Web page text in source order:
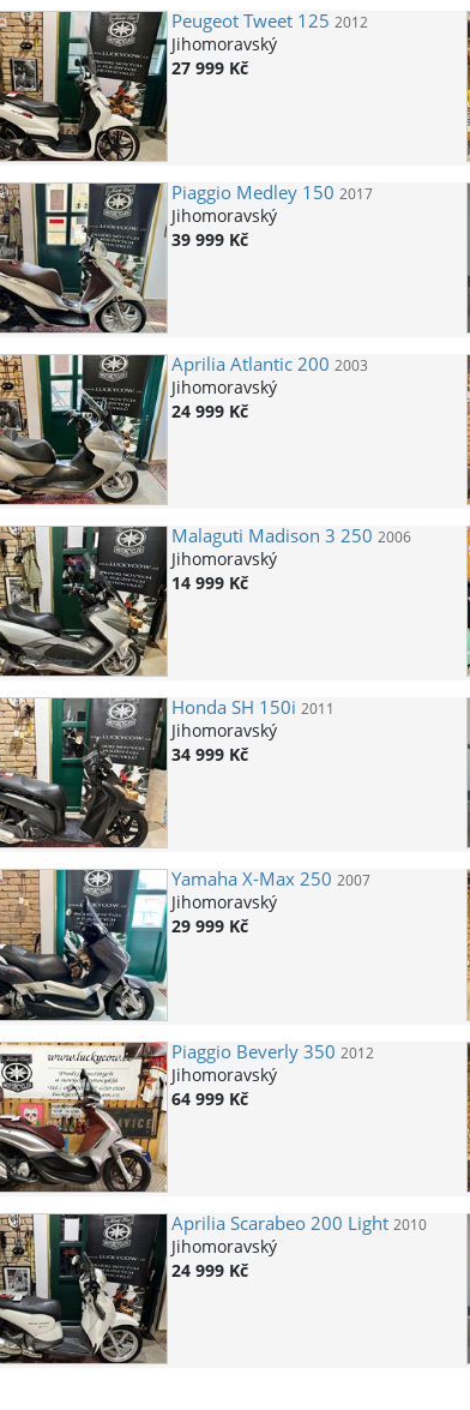
PeugeotTweet 125 2012
Jihomoravský
27 999 Kč
Piaggio Medley 150 2017
Jihomoravský
39 999 Kč
ApriliaAtlantic 200 2003
Jihomoravský
24 999 Kč
Malaguti Madison 3 250 2006
Jihomoravský
14 999 Kč
HondaSH 150i 2011
Jihomoravský
34 999 Kč
YamahaX-Max 250 2007
Jihomoravský
29 999 Kč
Piaggio Beverly 350 2012
Jihomoravský
64 999 Kč
ApriliaScarabeo 200 Light 2010
Jihomoravský
24 999 Kč